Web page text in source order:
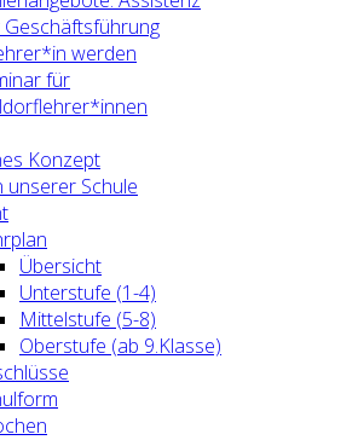
Geschäftsführung
werden
für
Konzept
unserer Schule
Übersicht
Unterstufe (1-4)
Mittelstufe (5-8)
Oberstufe (ab 9.Klasse)